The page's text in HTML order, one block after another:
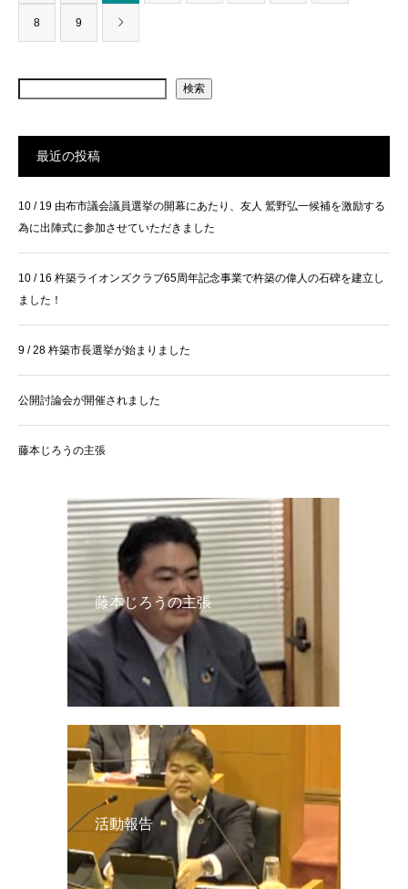
8 9
検索
最近の投稿
10 / 19 由布市議会議員選挙の開幕にあたり、友人 鷲野弘一候補を激励する
為に出陣式に参加させていただきました
10 / 16 杵築ライオンズクラブ65周年記念事業で杵築の偉人の石碑を建立し
ました！
9 / 28 杵築市長選挙が始まりました
公開討論会が開催されました
藤本じろうの主張
藤本じろうの主張
活動報告